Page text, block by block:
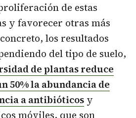
de estas
y favorecer otras más
los resultados
del tipo de suelo,
de plantas reduce
50% la abundancia de
a antibióticos y
móviles, que son